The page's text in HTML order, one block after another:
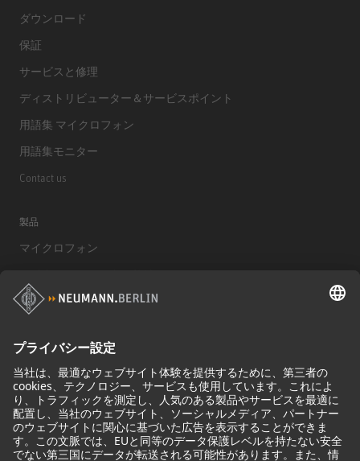
ダウンロード
保証
サービスと修理
ディストリビューター＆サービスポイント
用語集 マイクロフォン
用語集モニター
Contact us
製品
マイクロフォン
モニター
ヘッドフォン
歴史的なマイクロフォン
Audio Interface